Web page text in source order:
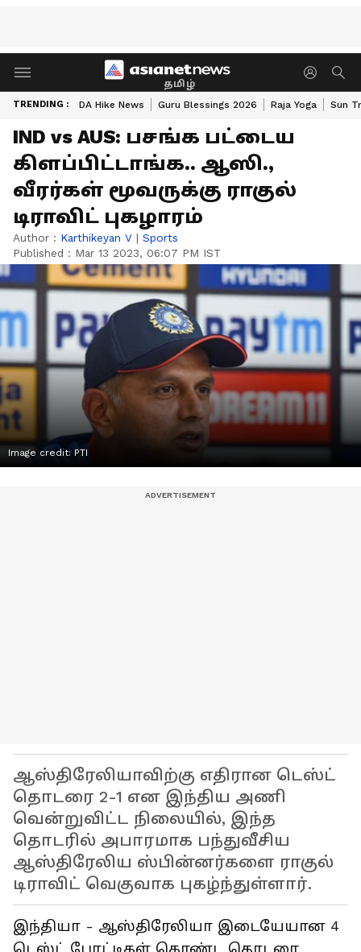
தமிழ்
TRENDING : DA Hike News Guru Blessings 2026 Raja Yoga Sun
IND vs AUS: பசங்க பட்டைய
கிளப்பிட்டாங்க.. ஆஸி.,
வீரர்கள் மூவருக்கு ராகுல்
டிராவிட் புகழாரம்
Author : Karthikeyan V | Sports
Published : Mar 13 2023, 06:07 PM IST
Image credit: PTI
ஆஸ்திரேலியாவிற்கு எதிரான டெஸ்ட்
தொடரை 2-1 என இந்திய அணி
வென்றுவிட்ட நிலையில், இந்த
தொடரில் அபாரமாக பந்துவீசிய
ஆஸ்திரேலிய ஸ்பின்னர்களை ராகுல்
டிராவிட் வெகுவாக புகழ்ந்துள்ளார்.
இந்தியா - ஆஸ்திரேலியா இடையேயான 4